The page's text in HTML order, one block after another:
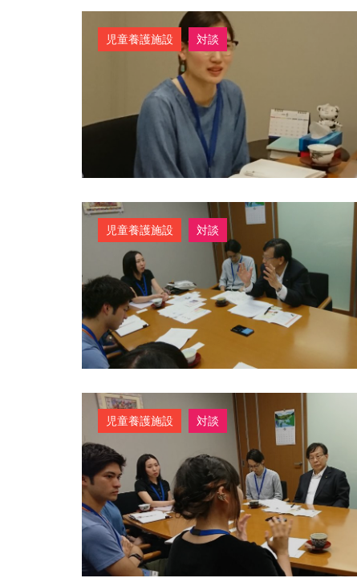
児童養護施設 対談
児童養護施設 対談
児童養護施設 対談